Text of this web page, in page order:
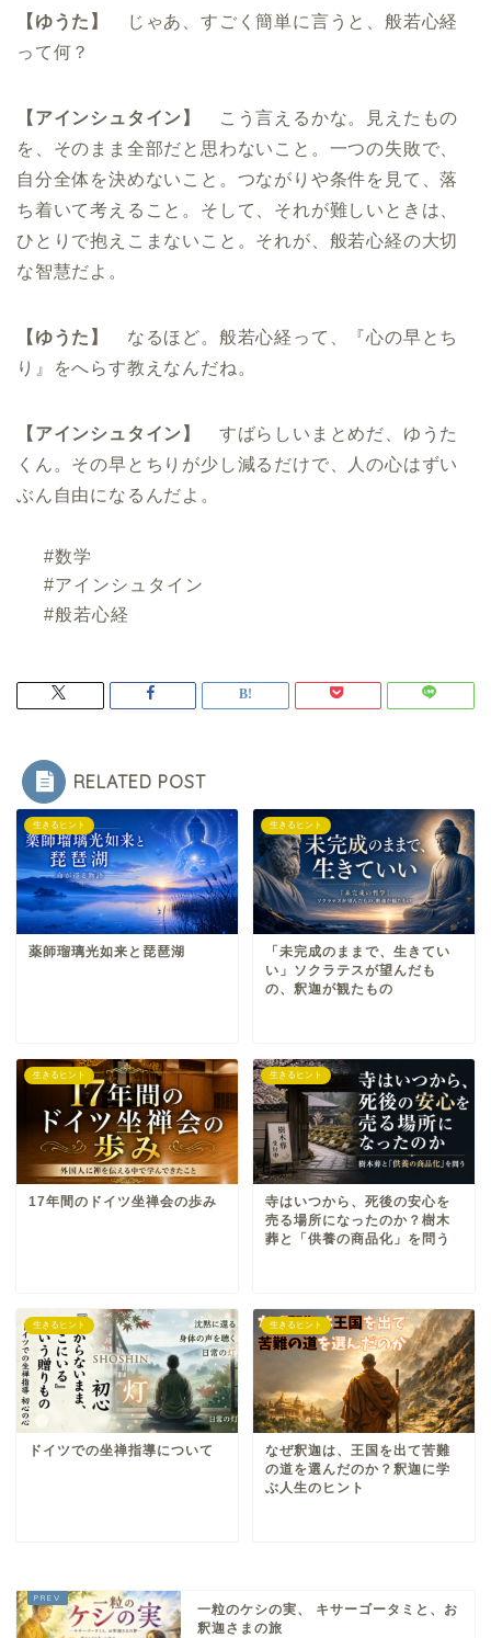
【ゆうた】
じゃあ、すごく簡単に言うと、般若心経
って何？
【アインシュタイン】
こう言えるかな。見えたもの
を、そのまま全部だと思わないこと。一つの失敗で、
自分全体を決めないこと。つながりや条件を見て、落
ち着いて考えること。そして、それが難しいときは、
ひとりで抱えこまないこと。それが、般若心経の大切
な智慧だよ。
【ゆうた】 なるほど。般若心経って、『心の早とち
り』をへらす教えなんだね。
【アインシュタイン】 すばらしいまとめだ、ゆうた
くん。その早とちりが少し減るだけで、人の心はずい
ぶん自由になるんだよ。
#数学
#アインシュタイン
#般若心経
RELATED POST
生きるヒント
薬師瑠璃光如来と琵琶湖
生きるヒント
「未完成のままで、生きてい
い」ソクラテスが望んだも
の、釈迦が観たもの
生きるヒント
17年間のドイツ坐禅会の歩み
生きるヒント
寺はいつから、死後の安心を
売る場所になったのか？樹木
葬と「供養の商品化」を問う
生きるヒント
ドイツでの坐禅指導について
生きるヒント
なぜ釈迦は、王国を出て苦難
の道を選んだのか？釈迦に学
ぶ人生のヒント
一粒のケシの実、 キサーゴータミと、お
釈迦さまの旅